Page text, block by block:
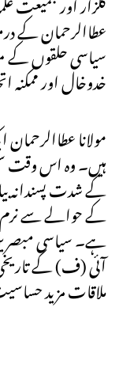
عطاالرحمان کے
سیاسی حلقوں کے
خدوخال اور ممکنہ
مولانا
ہیں۔ وہ اس وقت
کے شدت پسندانہ
کے حوالے سے نرم
ہے۔ سیاسی
آئی (ف) کے
ملاقات مزید